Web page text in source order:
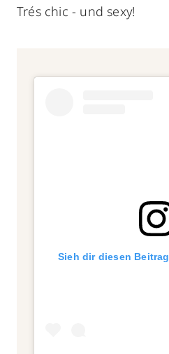
Trés chic - und sexy!
Sieh dir diesen